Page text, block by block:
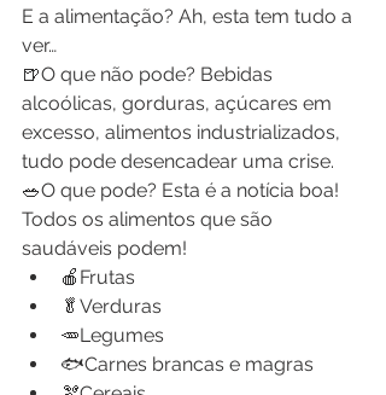
E a alimentação? Ah, esta tem tudo a
ver…
🍺O que não pode? Bebidas
alcoólicas, gorduras, açúcares em
excesso, alimentos industrializados,
tudo pode desencadear uma crise.
🥗O que pode? Esta é a notícia boa!
Todos os alimentos que são
saudáveis podem!
🍎Frutas
🥬Verduras
🥕Legumes
🐟Carnes brancas e magras